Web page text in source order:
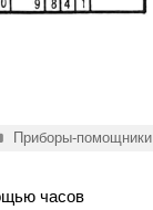
Рубрики
Приборы-помощники
часов